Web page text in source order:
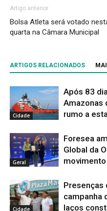
Artigo anterior
Bolsa Atleta será votado
quarta na Câmara Municipal
ARTIGOS RELACIONADOS
Cidade
Após 83
Amazonas
rumo a
Geral
Foresea
Global da
Cidade
Presenças
campanha
laços